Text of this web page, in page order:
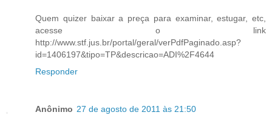
Quem quizer baixar a preça para examinar, estugar, etc,
acesse o link
http://www.stf.jus.br/portal/geral/verPdfPaginado.asp?
id=1406197&tipo=TP&descricao=ADI%2F4644
Responder
Anônimo 27 de agosto de 2011 às 21:50